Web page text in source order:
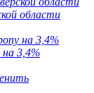
области
на 3,4%